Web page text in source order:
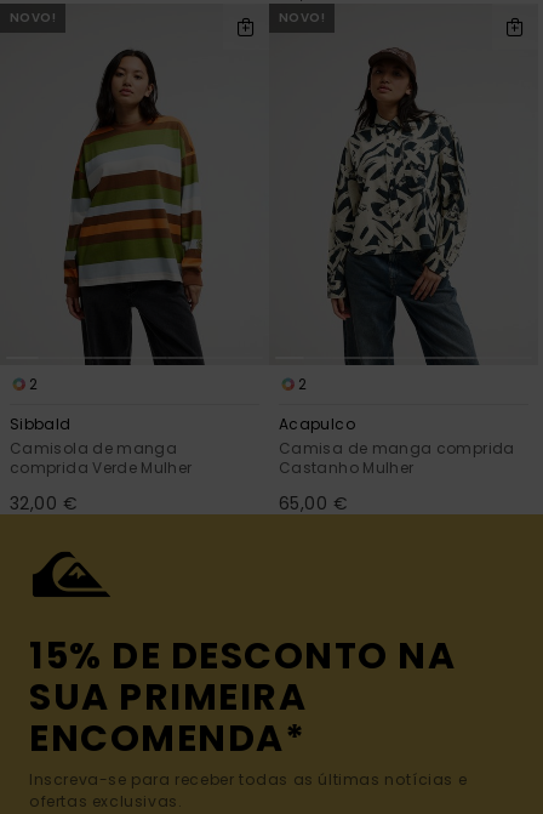
NOVO!
2
Sibbald
Camisola de manga
comprida Verde Mulher
32,00 €
NOVO!
2
Acapulco
Camisa de manga comprida
Castanho Mulher
65,00 €
15% DE DESCONTO NA
SUA PRIMEIRA
ENCOMENDA*
Inscreva-se para receber todas as últimas notícias e
ofertas exclusivas.